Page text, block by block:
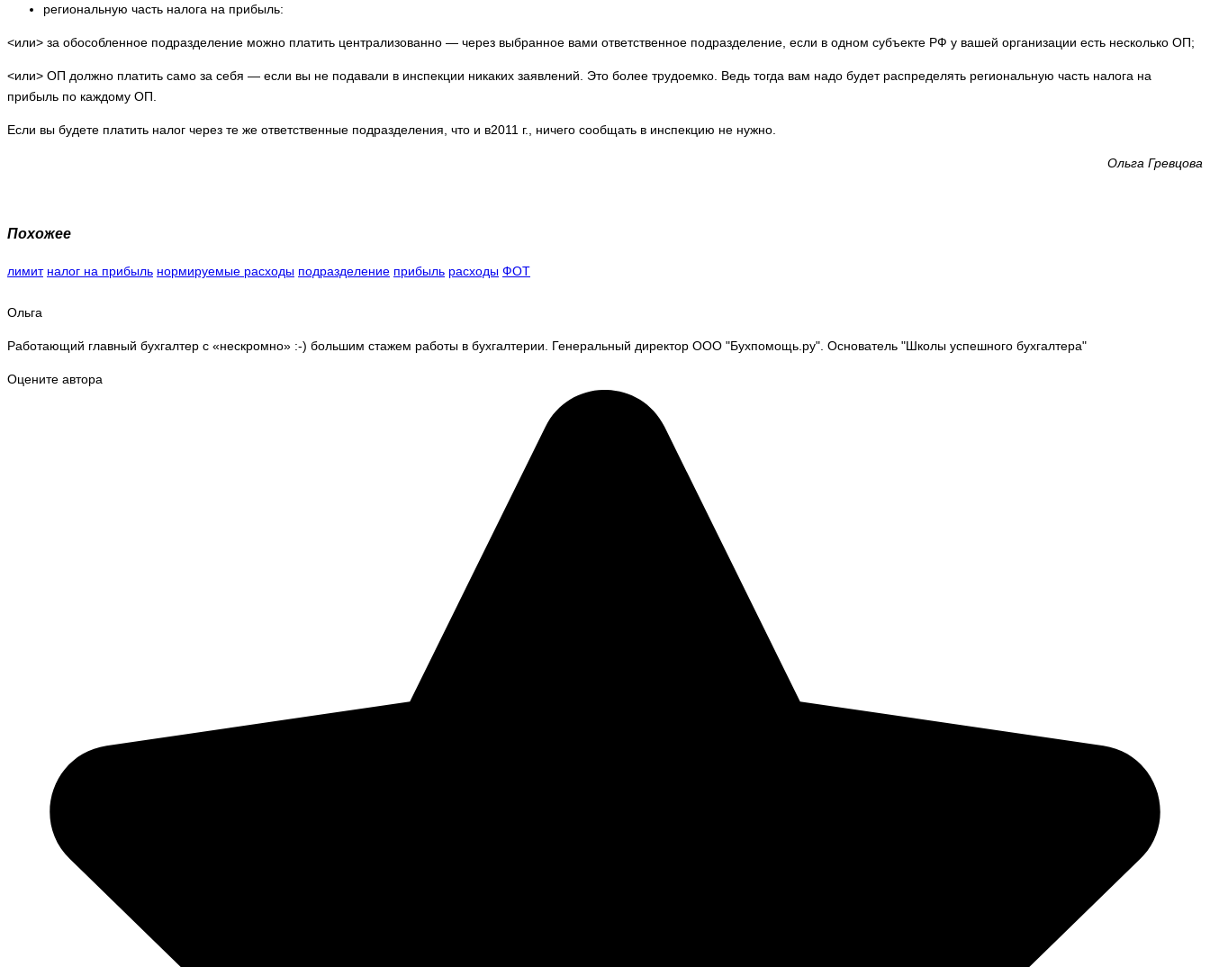
региональную часть налога на прибыль:
<или> за обособленное подразделение можно платить централизованно — через выбранное вами ответственное подразделение, если в одном субъекте РФ у ва­шей организации есть несколько ОП;
<или> ОП должно платить само за себя — если вы не подавали в инспекции ни­каких заявлений. Это более трудоемко. Ведь тогда вам надо будет распределять региональную часть налога на
прибыль по каждому ОП.
Если вы будете платить налог через те же ответственные подразделения, что и в2011 г., ничего сообщать в инспекцию не нужно.
Ольга Гревцова
Похожее
лимит налог на прибыль нормируемые расходы подразделение прибыль расходы ФОТ
Ольга
Работающий главный бухгалтер с «нескромно» :-) большим стажем работы в бухгалтерии. Генеральный директор ООО "Бухпомощь.ру". Основатель "Школы успешного бухгалтера"
Оцените автора